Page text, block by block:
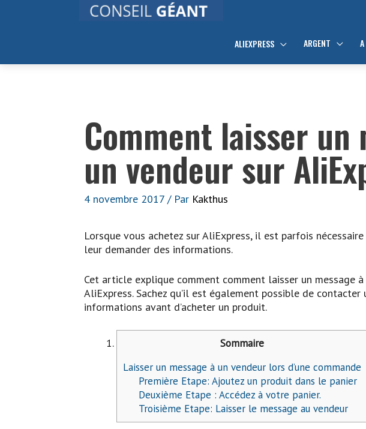
ALIEXPRESS ARGENT
Comment laisser un
un vendeur sur
4 novembre 2017/ Par Kakthus
Lorsque vous achetez sur AliExpress, il est parfois
leur demander des informations.
Cet article explique comment comment laisser un message
AliExpress. Sachez qu’il est également possible de
informations avant d’acheter un produit.
Sommaire
Laisser un message à un vendeur lors d’une commande
Première Etape: Ajoutez un produit dans le panier
Deuxième Etape : Accédez à votre panier.
Troisième Etape: Laisser le message au vendeur